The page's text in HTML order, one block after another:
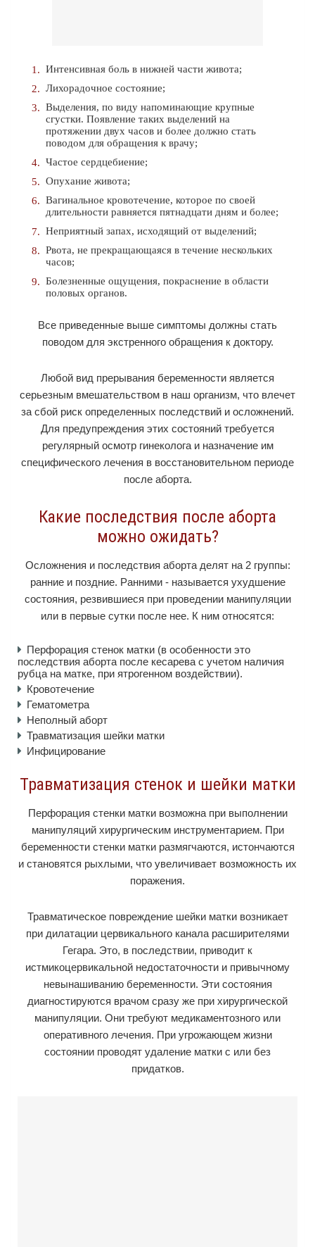
Интенсивная боль в нижней части живота;
Лихорадочное состояние;
Выделения, по виду напоминающие крупные
сгустки. Появление таких выделений на
протяжении двух часов и более должно стать
поводом для обращения к врачу;
Частое сердцебиение;
Опухание живота;
Вагинальное кровотечение, которое по своей
длительности равняется пятнадцати дням и более;
Неприятный запах, исходящий от выделений;
Рвота, не прекращающаяся в течение нескольких
часов;
Болезненные ощущения, покраснение в области
половых органов.
Все приведенные выше симптомы должны стать
поводом для экстренного обращения к доктору.
Любой вид прерывания беременности является
серьезным вмешательством в наш организм, что влечет
за сбой риск определенных последствий и осложнений.
Для предупреждения этих состояний требуется
регулярный осмотр гинеколога и назначение им
специфического лечения в восстановительном периоде
после аборта.
Какие последствия после аборта
можно ожидать?
Осложнения и последствия аборта делят на 2 группы:
ранние и поздние. Ранними - называется ухудшение
состояния, резвившиеся при проведении манипуляции
или в первые сутки после нее. К ним относятся:
Перфорация стенок матки (в особенности это
последствия аборта после кесарева с учетом наличия
рубца на матке, при ятрогенном воздействии).
Кровотечение
Гематометра
Неполный аборт
Травматизация шейки матки
Инфицирование
Травматизация стенок и шейки матки
Перфорация стенки матки возможна при выполнении
манипуляций хирургическим инструментарием. При
беременности стенки матки размягчаются, истончаются
и становятся рыхлыми, что увеличивает возможность их
поражения.
Травматическое повреждение шейки матки возникает
при дилатации цервикального канала расширителями
Гегара. Это, в последствии, приводит к
истмикоцервикальной недостаточности и привычному
невынашиванию беременности. Эти состояния
диагностируются врачом сразу же при хирургической
манипуляции. Они требуют медикаментозного или
оперативного лечения. При угрожающем жизни
состоянии проводят удаление матки с или без
придатков.